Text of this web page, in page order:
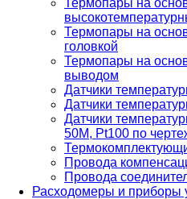
Термопары на
головкой
Термопары на
выводом
Датчики
Датчики
Датчики
50М, Pt100 по
Провода
Провода
Расходомеры и приборы